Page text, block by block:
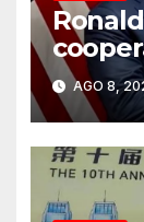
EU
región
AGO 8,